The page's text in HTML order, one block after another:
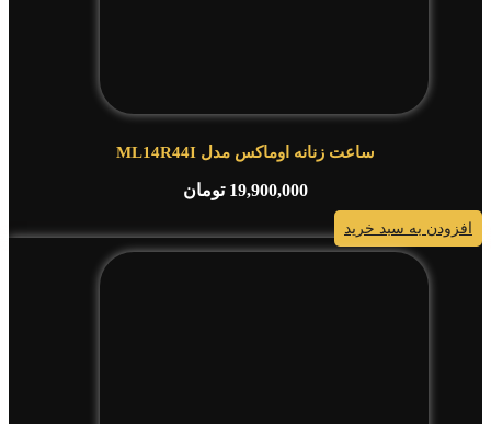
ساعت زنانه اوماکس مدل ML14R44I
19,900,000 تومان
افزودن به سبد خرید